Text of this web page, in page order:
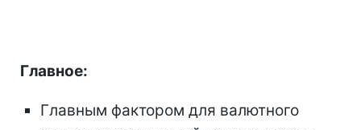
Главное:
Главным фактором для валютного